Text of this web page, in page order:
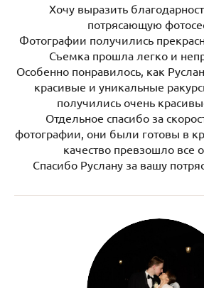
Хочу выразить
потрясающую
Фотографии получились
Съемка прошла легко и
Особенно понравилось, как
красивые и уникальные
получились очень
Отдельное спасибо за
фотографии, они были готовы в
качество превзошло все
Спасибо Руслану за вашу